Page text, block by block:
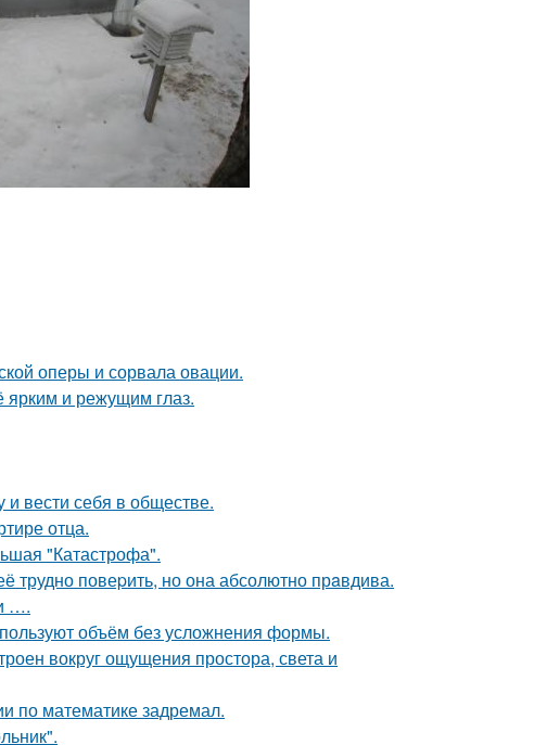
оперы и сорвала овации.
ярким и режущим глаз.
и вести себя в обществе.
отца.
"Катастрофа".
трудно повеpить, но она абсолютно прaвдива.
….
объём без усложнения формы.
вокруг ощущения простора, света и
по математике задремал.